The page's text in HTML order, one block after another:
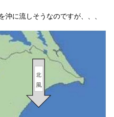
に流しそうなのですが、、、